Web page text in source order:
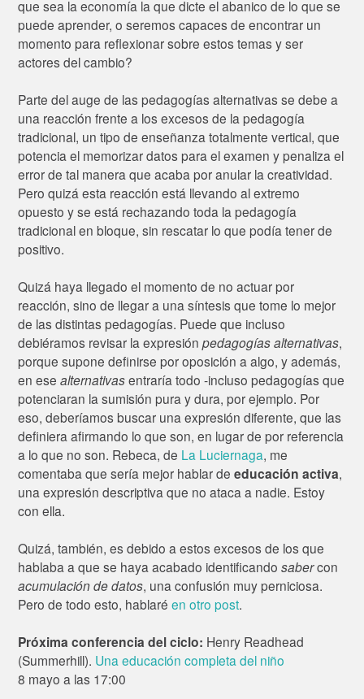
que sea la economía la que dicte el abanico de lo que se
puede aprender, o seremos capaces de encontrar un
momento para reflexionar sobre estos temas y ser
actores del cambio?
Parte del auge de las pedagogías alternativas se debe a
una reacción frente a los excesos de la pedagogía
tradicional, un tipo de enseñanza totalmente vertical, que
potencia el memorizar datos para el examen y penaliza el
error de tal manera que acaba por anular la creatividad.
Pero quizá esta reacción está llevando al extremo
opuesto y se está rechazando toda la pedagogía
tradicional en bloque, sin rescatar lo que podía tener de
positivo.
Quizá haya llegado el momento de no actuar por
reacción, sino de llegar a una síntesis que tome lo mejor
de las distintas pedagogías. Puede que incluso
debiéramos revisar la expresiónpedagogías alternativas,
porque supone definirse por oposición a algo, y además,
en esealternativasentraría todo -incluso pedagogías que
potenciaran la sumisión pura y dura, por ejemplo. Por
eso, deberíamos buscar una expresión diferente, que las
definiera afirmando lo que son, en lugar de por referencia
a lo que no son. Rebeca, de La Luciernaga, me
comentaba que sería mejor hablar deeducación activa,
una expresión descriptiva que no ataca a nadie. Estoy
con ella.
Quizá, también, es debido a estos excesos de los que
hablaba a que se haya acabado identificandosabercon
acumulación de datos, una confusión muy perniciosa.
Pero de todo esto, hablaréen otro post.
Próxima conferencia del ciclo: Henry Readhead
(Summerhill). Una educación completa del niño
8 mayo a las 17:00